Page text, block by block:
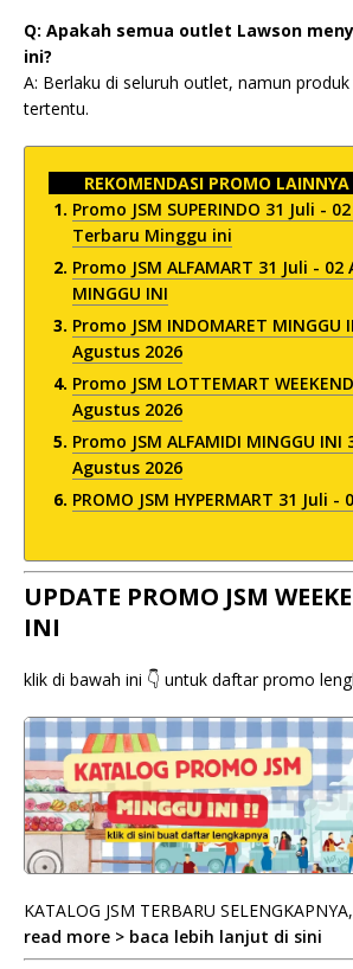
Q: Apakah semua outlet Lawson
ini?
A: Berlaku di seluruh outlet, namun
tertentu.
REKOMENDASI PROMO LAINNYA
Promo JSM SUPERINDO 31 Juli -
Terbaru Minggu ini
Promo JSM ALFAMART 31 Juli -
MINGGU INI
Promo JSM INDOMARET MINGGU
Agustus 2026
Promo JSM LOTTEMART
Agustus 2026
Promo JSM ALFAMIDI MINGGU INI
Agustus 2026
PROMO JSM HYPERMART 31 Juli
UPDATE PROMO JSM
INI
klik di bawah ini 👇 untuk daftar promo
KATALOG JSM TERBARU
read more > baca lebih lanjut di sini